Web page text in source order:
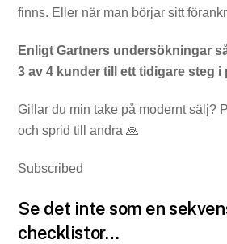
finns. Eller när man börjar sitt
Enligt Gartners undersökningar
3 av 4 kunder till ett tidigare steg i
Gillar du min take på modernt sälj?
och sprid till andra 🙏
Subscribed
Se det inte som en
checklistor…